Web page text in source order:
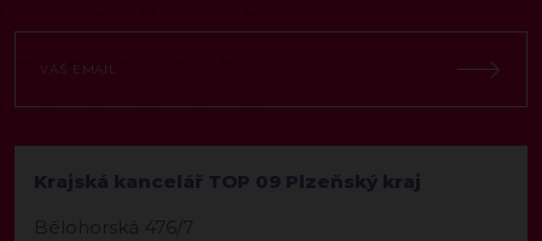
Krajská kancelář TOP 09 Plzeňský kraj
Bělohorská 476/7